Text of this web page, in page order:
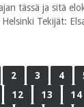
tässä ja sitä
Tekijät:
2 3 4
12 13 14